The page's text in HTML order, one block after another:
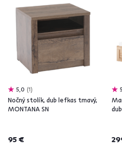
5,0 1
Nočný stolík, dub lefkas tmavý,
MONTANA SN
95 €